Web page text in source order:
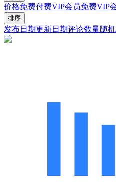
价格免费付费VIP会员免费VIP
排序
发布日期更新日期评论数量随